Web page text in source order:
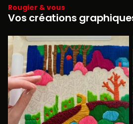
Rougier & vous
Vos créations